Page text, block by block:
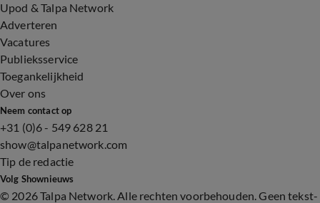
Upod & Talpa Network
Adverteren
Vacatures
Publieksservice
Toegankelijkheid
Over ons
Neem contact op
+31 (0)6 - 549 628 21
show@talpanetwork.com
Tip de redactie
Volg Shownieuws
© 2026 Talpa Network. Alle rechten voorbehouden. Geen tekst-